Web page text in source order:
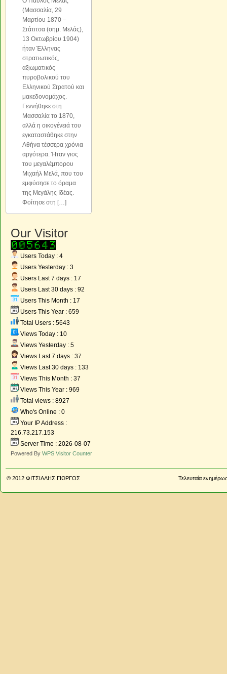
(Μασσαλία, 29
Μαρτίου 1870 –
Στάτιτσα (σημ. Μελάς),
13 Οκτωβρίου 1904)
ήταν Έλληνας
στρατιωτικός,
αξιωματικός
πυροβολικού του
Ελληνικού Στρατού και
μακεδονομάχος.
Γεννήθηκε στη
Μασσαλία το 1870,
αλλά η οικογένειά του
εγκαταστάθηκε στην
Αθήνα τέσσερα χρόνια
αργότερα. Ήταν γιος
του μεγαλέμπορου
Μιχαήλ Μελά, που του
εμφύσησε το όραμα
της Μεγάλης Ιδέας.
Φοίτησε στη […]
Our Visitor
Users Today : 4
Users Yesterday : 3
Users Last 7 days : 17
Users Last 30 days : 92
Users This Month : 17
Users This Year : 659
Total Users : 5643
Views Today : 10
Views Yesterday : 5
Views Last 7 days : 37
Views Last 30 days : 133
Views This Month : 37
Views This Year : 969
Total views : 8927
Who's Online : 0
Your IP Address :
216.73.217.153
Server Time : 2026-08-07
Powered By WPS Visitor Counter
© 2012 ΦΙΤΣΙΑΛΗΣ ΓΙΩΡΓΟΣ Τελευταία